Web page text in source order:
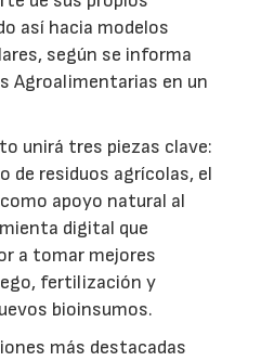
así hacia modelos
según se informa
Agroalimentarias en un
unirá tres piezas clave:
de residuos agrícolas, el
apoyo natural al
digital que
a tomar mejores
fertilización y
bioinsumos.
más destacadas